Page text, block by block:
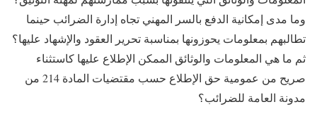
وما مدى إمكانية الدفع بالسر المهني تجاه إدارة الضرائب حينما
تطالبهم بمعلومات يحوزونها بمناسبة تحرير العقود والإشهاد عليها؟
ثم ما هي المعلومات والوثائق الممكن الإطلاع عليها كاستثناء
صريح من عمومية حق الإطلاع حسب مقتضيات المادة 214 من
مدونة العامة للضرائب؟